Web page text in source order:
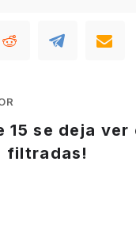
15 se deja ver
filtradas!